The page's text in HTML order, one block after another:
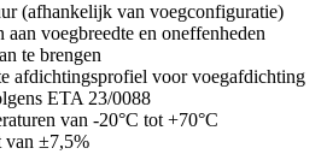
(afhankelijk van voegconfiguratie)
aan voegbreedte en oneffenheden
te brengen
afdichtingsprofiel voor voegafdichting
ETA 23/0088
van -20°C tot +70°C
van ±7,5%